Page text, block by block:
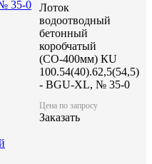
Лоток
водоотводный
бетонный
коробчатый
(СО-400мм) КU
100.54(40).62,5(54,5)
- BGU-XL, № 35-0
Цена по запросу
Заказать